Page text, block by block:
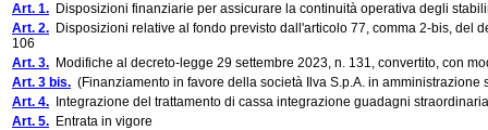
Art. 1. Disposizioni finanziarie per assicurare la continuità operativa degli
Art. 2. Disposizioni relative al fondo previsto dall'articolo 77, comma 2-bis, del
106
Art. 3. Modifiche al decreto-legge 29 settembre 2023, n. 131, convertito, con
Art. 3 bis. (Finanziamento in favore della società Ilva S.p.A. in
Art. 4. Integrazione del trattamento di cassa integrazione guadagni
Art. 5. Entrata in vigore